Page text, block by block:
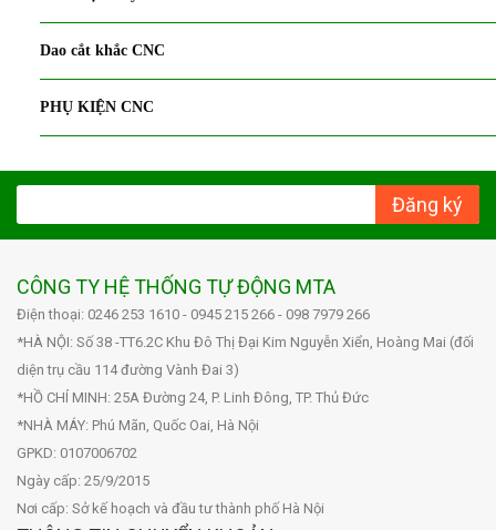
Dao cắt khắc CNC
PHỤ KIỆN CNC
Đăng ký
CÔNG TY HỆ THỐNG TỰ ĐỘNG MTA
Điện thoại: 0246 253 1610 - 0945 215 266 - 098 7979 266
*HÀ NỘI: Số 38 -TT6.2C Khu Đô Thị Đại Kim Nguyễn Xiển, Hoàng Mai (đối
diện trụ cầu 114 đường Vành Đai 3)
*HỒ CHÍ MINH: 25A Đường 24, P. Linh Đông, TP. Thủ Đức
*NHÀ MÁY: Phú Mãn, Quốc Oai, Hà Nội
GPKD: 0107006702
Ngày cấp: 25/9/2015
Nơi cấp: Sở kế hoạch và đầu tư thành phố Hà Nội